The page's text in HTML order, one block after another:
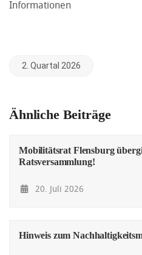
Informationen
2. Quartal 2026
Ähnliche Beiträge
Mobilitätsrat Flensburg
Ratsversammlung!
20. Juli 2026
Hinweis zum